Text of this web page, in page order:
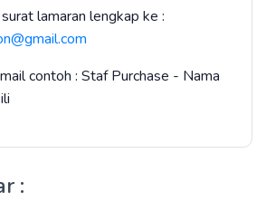
lamaran lengkap ke :
contoh : Staf Purchase - Nama
: